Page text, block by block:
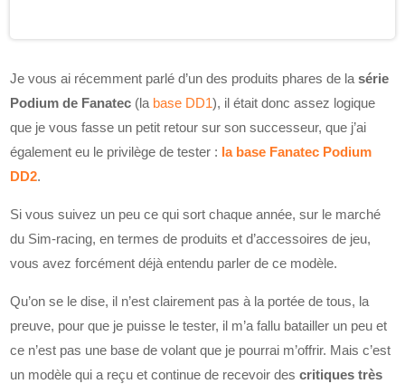
Je vous ai récemment parlé d’un des produits phares de lasérie
Podium de Fanatec (la base DD1), il était donc assez logique
que je vous fasse un petit retour sur son successeur, que j’ai
également eu le privilège de tester : la base Fanatec Podium
DD2.
Si vous suivez un peu ce qui sort chaque année, sur le marché
du Sim-racing, en termes de produits et d’accessoires de jeu,
vous avez forcément déjà entendu parler de ce modèle.
Qu’on se le dise, il n’est clairement pas à la portée de tous, la
preuve, pour que je puisse le tester, il m’a fallu batailler un peu et
ce n’est pas une base de volant que je pourrai m’offrir. Mais c’est
un modèle qui a reçu et continue de recevoir descritiques très